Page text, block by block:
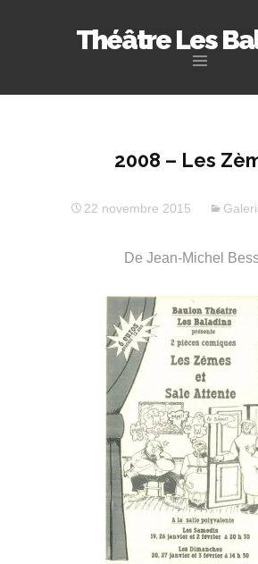
Théâtre Les
principal
2008 – Les
22 novembre 2015
De Jean-Michel